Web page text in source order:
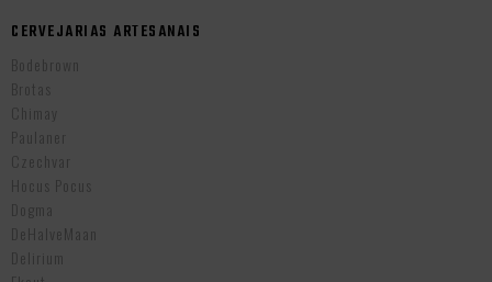
CERVEJARIAS ARTESANAIS
Bodebrown
Brotas
Chimay
Paulaner
Czechvar
Hocus Pocus
Dogma
DeHalveMaan
Delirium